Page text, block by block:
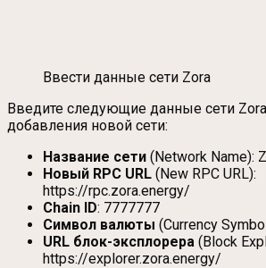
Ввести данные сети Zora
Введите следующие данные сети
добавления новой сети:
Название сети (Network Name):
Новый RPC URL (New RPC URL):
https://rpc.zora.energy/
Chain ID: 7777777
Символ валюты (Currency
URL блок-эксплорера (Block
https://explorer.zora.energy/